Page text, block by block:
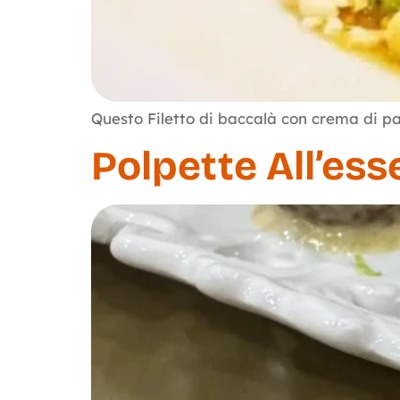
Questo Filetto di baccalà con crema di
Polpette